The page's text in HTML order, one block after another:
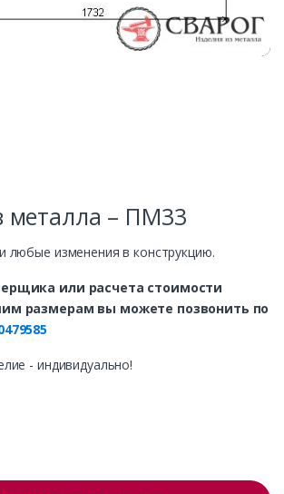
металла – ПМ33
любые изменения в конструкцию.
или расчета стоимости
размерам вы можете позвонить по
- индивидуально!